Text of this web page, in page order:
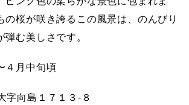
の桜が咲き誇るこの風景は、のんびり
む美しさです。
４月中旬頃
字向島１７１３-８